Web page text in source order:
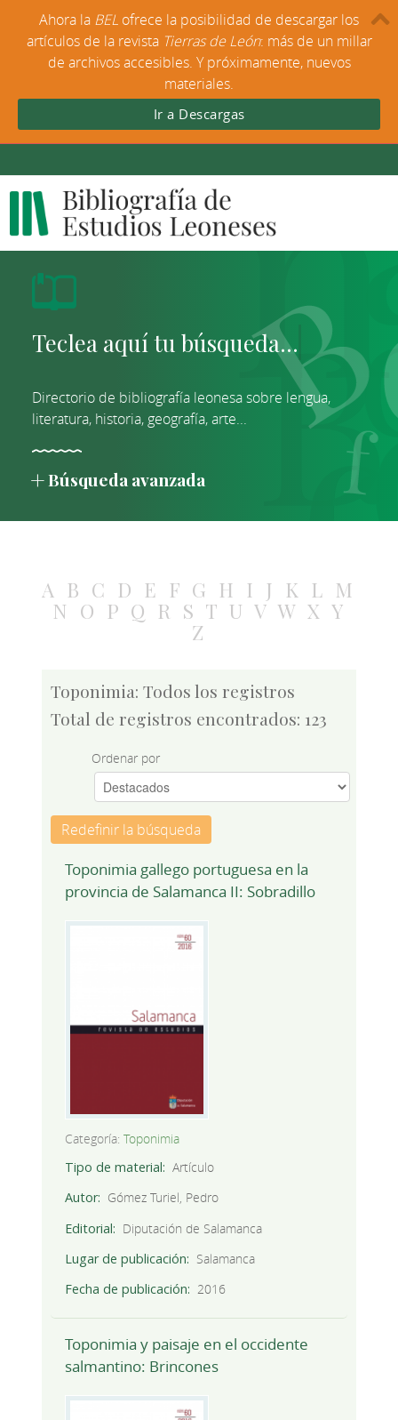
Directorio de bibliografía leonesa sobre lengua,
literatura, historia, geografía, arte...
Búsqueda avanzada
A B C D E F G H I J K L M
N O P Q R S T U V W X Y
Z
Toponimia: Todos los registros
Total de registros encontrados: 123
Ordenar por
Redefinir la búsqueda
Toponimia gallego portuguesa en la
provincia de Salamanca II: Sobradillo
Categoría: Toponimia
Tipo de material
Artículo
Autor
Gómez Turiel, Pedro
Editorial
Diputación de Salamanca
Lugar de publicación
Salamanca
Fecha de publicación
2016
Toponimia y paisaje en el occidente
salmantino: Brincones
Ahora la BEL ofrece la posibilidad de descargar los
artículos de la revista Tierras de León: más de un millar
de archivos accesibles. Y próximamente, nuevos
materiales.
Ir a Descargas